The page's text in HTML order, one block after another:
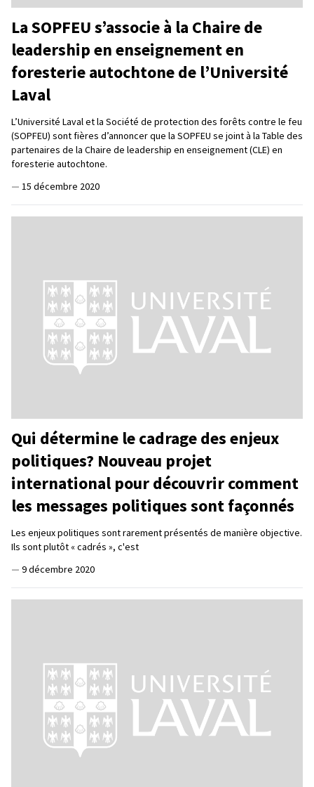
La SOPFEU s’associe à la Chaire de
leadership en enseignement en
foresterie autochtone de l’Université
Laval
L’Université Laval et la Société de protection des forêts contre le feu
(SOPFEU) sont fières d’annoncer que la SOPFEU se joint à la Table des
partenaires de la Chaire de leadership en enseignement (CLE) en
foresterie autochtone.
— 15 décembre 2020
Qui détermine le cadrage des enjeux
politiques? Nouveau projet
international pour découvrir comment
les messages politiques sont façonnés
Les enjeux politiques sont rarement présentés de manière objective.
Ils sont plutôt « cadrés », c'est
— 9 décembre 2020